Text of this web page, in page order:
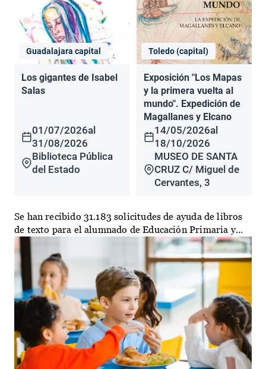
Guadalajara capital
Los gigantes de Isabel
Salas
01/07/2026al
31/08/2026
Biblioteca Pública
del Estado
Toledo (capital)
Exposición "Los Mapas
y la primera vuelta al
mundo". Expedición de
Magallanes y Elcano
14/05/2026al
18/10/2026
MUSEO DE SANTA
CRUZ C/ Miguel de
Cervantes, 3
Se han recibido 31.183 solicitudes de ayuda de libros
de texto para el alumnado de Educación Primaria y...